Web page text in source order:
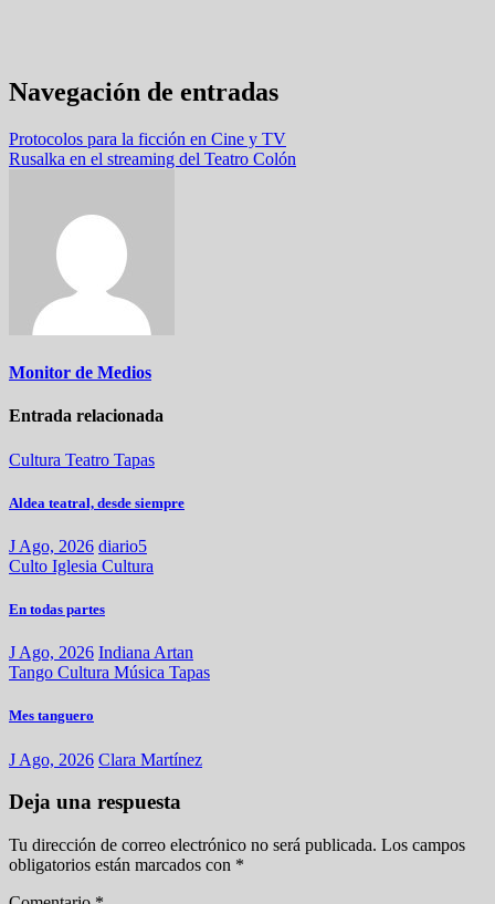
Navegación de entradas
Protocolos para la ficción en Cine y TV
Rusalka en el streaming del Teatro Colón
Monitor de Medios
Entrada relacionada
Cultura Teatro Tapas
Aldea teatral, desde siempre
J Ago, 2026 diario5
Culto Iglesia Cultura
En todas partes
J Ago, 2026 Indiana Artan
Tango Cultura Música Tapas
Mes tanguero
J Ago, 2026 Clara Martínez
Deja una respuesta
Tu dirección de correo electrónico no será publicada. Los campos
obligatorios están marcados con *